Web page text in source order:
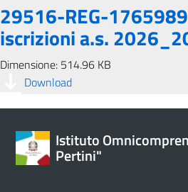
29516-REG-
iscrizioni a.s.
Dimensione: 514.96 KB
Download
Istituto
Pertini"